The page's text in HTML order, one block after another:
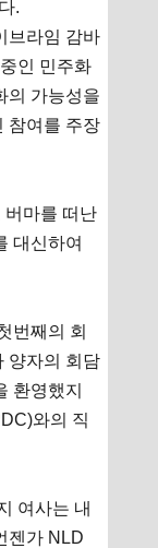
.
브라임 감바
인 민주화
의 가능성을
참여를 주장
버마를 떠난
대신하여
번째의 회
양자의 회담
환영했지
와의 직
여사는 내
젠가 NLD